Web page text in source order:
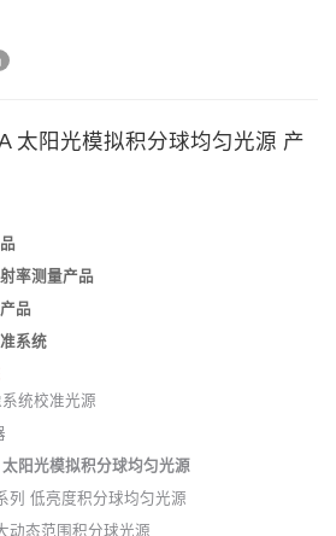
太阳光模拟积分球均匀光源 产
率测量产品
品
系统
统校准光源
阳光模拟积分球均匀光源
列 低亮度积分球均匀光源
动态范围积分球光源